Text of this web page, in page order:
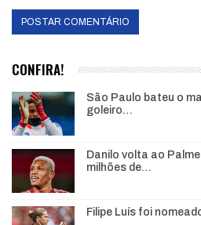
CONFIRA!
São Paulo bateu o
goleiro…
Danilo volta ao
milhões de…
Filipe Luís foi